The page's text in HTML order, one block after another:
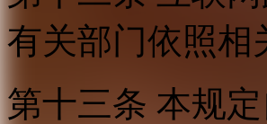
有关部门依照相
第十三条 本规